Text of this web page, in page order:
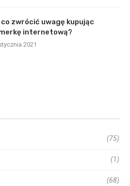
co zwrócić uwagę kupując
internetową?
2021
(75)
(1)
(68)